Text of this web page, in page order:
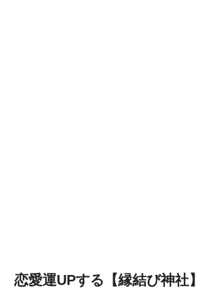
恋愛運UPする【縁結び神社】